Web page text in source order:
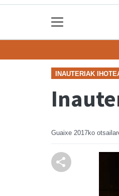
INAUTERIAK
Guaixe 2017ko